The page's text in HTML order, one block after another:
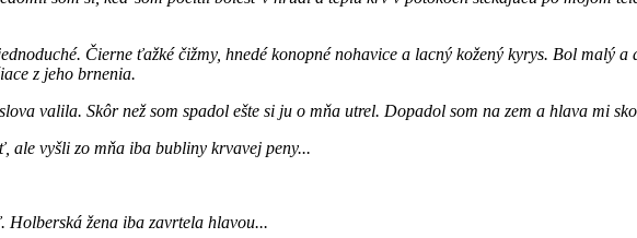
Čierne ťažké čižmy, hnedé konopné nohavice a lacný kožený kyrys. Bol malý
z jeho brnenia.
valila. Skôr než som spadol ešte si ju o mňa utrel. Dopadol som na zem a hlava mi
ale vyšli zo mňa iba bubliny krvavej peny...
Holberská žena iba zavrtela hlavou...